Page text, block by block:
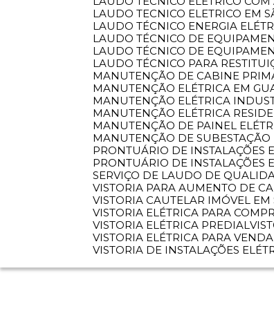
LAUDO TECNICO ELETRICO EM
LAUDO TÉCNICO ENERGIA
LAUDO TÉCNICO DE
LAUDO TÉCNICO DE
LAUDO TÉCNICO PARA
MANUTENÇÃO DE CABINE
MANUTENÇÃO ELÉTRICA EM
MANUTENÇÃO ELÉTRICA
MANUTENÇÃO ELÉTRICA
MANUTENÇÃO DE PAINEL
MANUTENÇÃO DE
PRONTUÁRIO DE INSTALAÇÕES
PRONTUÁRIO DE INSTALAÇÕES
SERVIÇO DE LAUDO DE
VISTORIA PARA AUMENTO DE
VISTORIA CAUTELAR IMÓVEL
VISTORIA ELÉTRICA PARA
VISTORIA ELÉTRICA PREDIAL
VISTORIA ELÉTRICA PARA
VISTORIA DE INSTALAÇÕES